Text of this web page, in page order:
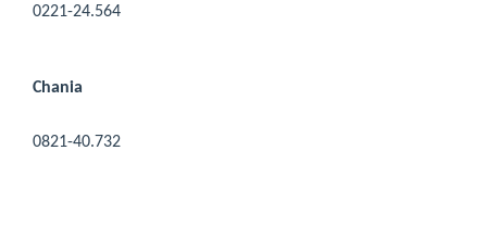
0221-24.564
Chania
0821-40.732